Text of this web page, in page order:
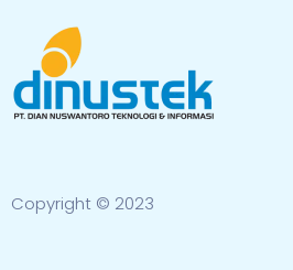
Copyright © 2023